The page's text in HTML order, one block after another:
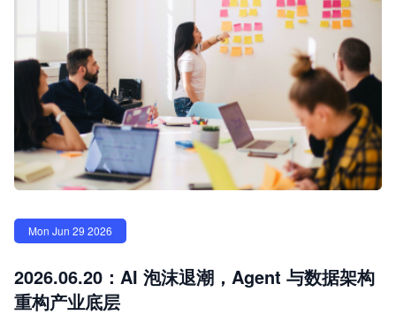
Mon Jun 29 2026
2026.06.20：AI 泡沫退潮，Agent 与数据架构
重构产业底层